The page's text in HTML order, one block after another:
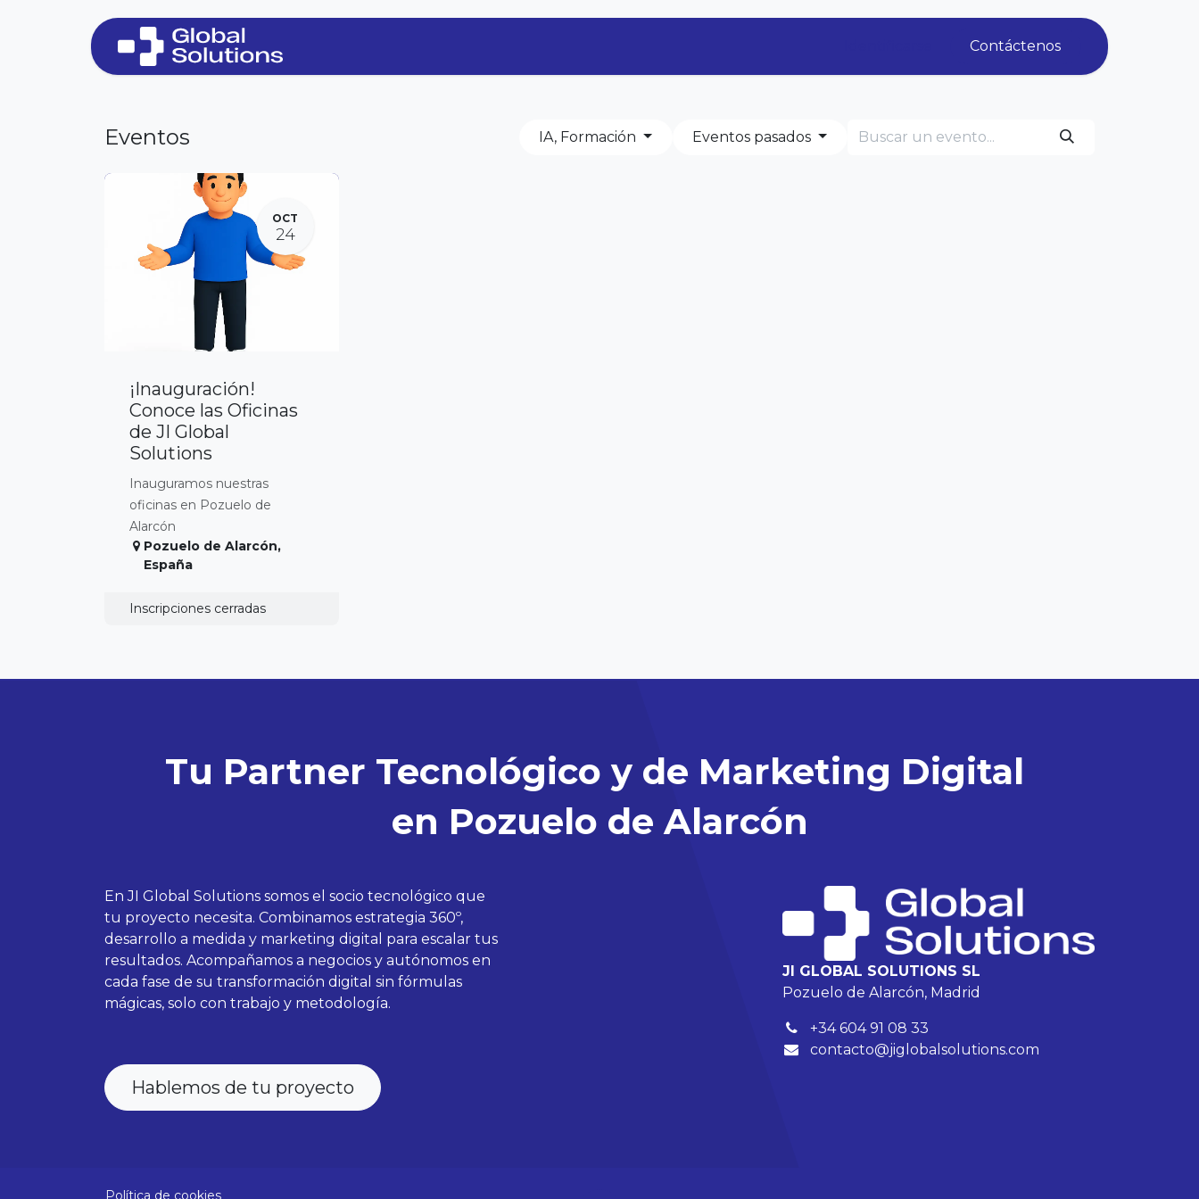
Contáctenos
Eventos IA, Formación Eventos pasados
OCT
24
¡Inauguración!
Conoce las Oficinas
de JI Global
Solutions
Inauguramos nuestras
oficinas en Pozuelo de
Alarcón
Pozuelo de Alarcón,
España
Inscripciones cerradas
Tu Partner Tecnológico y de Marketing Digital
en Pozuelo de Alarcón
En JI Global Solutions somos el socio tecnológico que
tu proyecto necesita. Combinamos estrategia 360º,
desarrollo a medida y marketing digital para escalar tus
resultados. Acompañamos a negocios y autónomos en
cada fase de su transformación digital sin fórmulas
mágicas, solo con trabajo y metodología.
Hablemos de tu proyecto
JI GLOBAL SOLUTIONS SL
Pozuelo de Alarcón, Madrid
+34 604 91 08 33
contacto@jiglobalsolutions.com